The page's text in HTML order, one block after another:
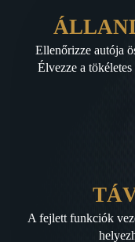
Ellenőrizze autója
Élvezze a
A fejlett funkciók